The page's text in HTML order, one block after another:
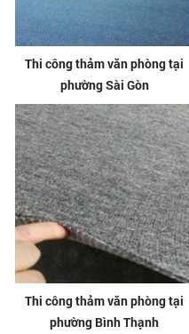
Thi công thảm văn phòng tại
phường Sài Gòn
Thi công thảm văn phòng tại
phường Bình Thạnh